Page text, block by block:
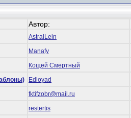
Автор:
AstralLein
Manafy
Кощей Смертный
Edloyad
fktifzobr@mail.ru
restertis